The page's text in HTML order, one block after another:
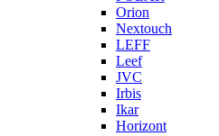
Orion
Nextouch
LEFF
Leef
JVC
Irbis
Ikar
Horizont